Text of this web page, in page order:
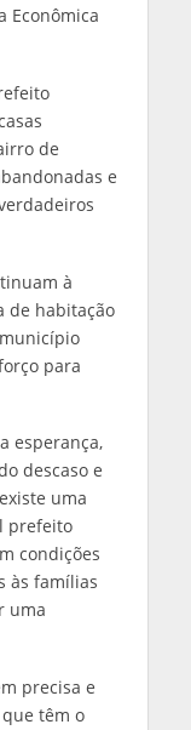
Econômica
de
e
à
de habitação
para
esperança,
descaso e
uma
prefeito
condições
às famílias
uma
precisa e
têm o